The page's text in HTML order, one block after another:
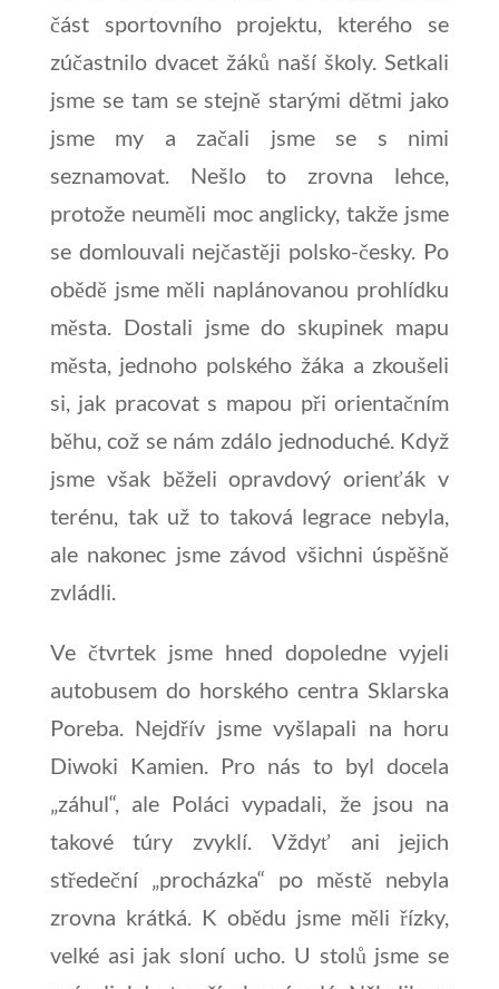
část sportovního projektu, kterého se
zúčastnilo dvacet žáků naší školy. Setkali
jsme se tam se stejně starými dětmi jako
jsme my a začali jsme se s nimi
seznamovat. Nešlo to zrovna lehce,
protože neuměli moc anglicky, takže jsme
se domlouvali nejčastěji polsko-česky. Po
obědě jsme měli naplánovanou prohlídku
města. Dostali jsme do skupinek mapu
města, jednoho polského žáka a zkoušeli
si, jak pracovat s mapou při orientačním
běhu, což se nám zdálo jednoduché. Když
jsme však běželi opravdový orienťák v
terénu, tak už to taková legrace nebyla,
ale nakonec jsme závod všichni úspěšně
zvládli.
Ve čtvrtek jsme hned dopoledne vyjeli
autobusem do horského centra Sklarska
Poreba. Nejdřív jsme vyšlapali na horu
Diwoki Kamien. Pro nás to byl docela
„záhul“, ale Poláci vypadali, že jsou na
takové túry zvyklí. Vždyť ani jejich
středeční „procházka“ po městě nebyla
zrovna krátká. K obědu jsme měli řízky,
velké asi jak sloní ucho. U stolů jsme se